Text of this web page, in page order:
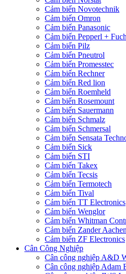
Cảm biến Novotechnik
Cảm biến Omron
Cảm biến Panasonic
Cảm biến Pepperl +
Cảm biến Pilz
Cảm biến Pneutrol
Cảm biến Promesstec
Cảm biến Rechner
Cảm biến Red lion
Cảm biến Roemheld
Cảm biến Rosemount
Cảm biến Sauermann
Cảm biến Schmalz
Cảm biến Schmersal
Cảm biến Sensata
Cảm biến Sick
Cảm biến STI
Cảm biến Takex
Cảm biến Tecsis
Cảm biến Termotech
Cảm biến Tival
Cảm biến TT Electronics
Cảm biến Wenglor
Cảm biến Whitman
Cảm biến Zander Aachen
Cảm biến ZF Electronics
Cân Công Nghiệp
Cân công nghiệp A&D
Cân công nghiệp Adam